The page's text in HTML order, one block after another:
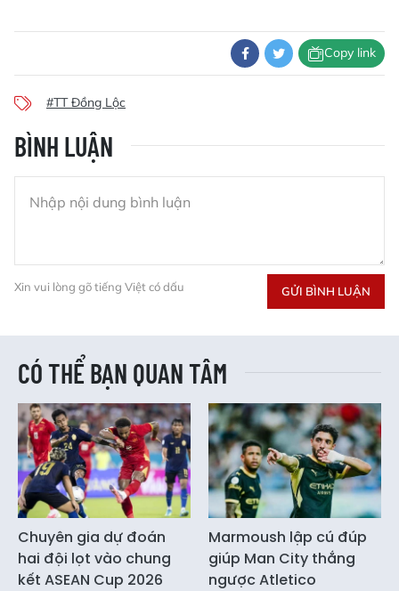
Copy link
#TT Đồng Lộc
BÌNH LUẬN
Xin vui lòng gõ tiếng Việt có dấu GỬI BÌNH LUẬN
CÓ THỂ BẠN QUAN TÂM
Chuyên gia dự đoán
hai đội lọt vào chung
kết ASEAN Cup 2026
Marmoush lập cú đúp
giúp Man City thắng
ngược Atletico